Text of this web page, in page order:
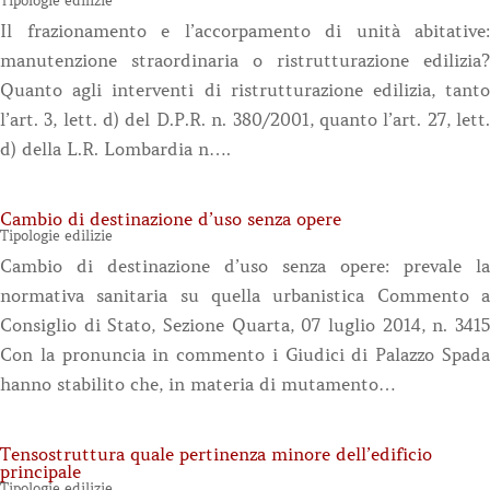
Il frazionamento e l’accorpamento di unità abitative:
manutenzione straordinaria o ristrutturazione edilizia?
Quanto agli interventi di ristrutturazione edilizia, tanto
l’art. 3, lett. d) del D.P.R. n. 380/2001, quanto l’art. 27, lett.
d) della L.R. Lombardia n….
Cambio di destinazione d’uso senza opere
Tipologie edilizie
Cambio di destinazione d’uso senza opere: prevale la
normativa sanitaria su quella urbanistica Commento a
Consiglio di Stato, Sezione Quarta, 07 luglio 2014, n. 3415
Con la pronuncia in commento i Giudici di Palazzo Spada
hanno stabilito che, in materia di mutamento…
Tensostruttura quale pertinenza minore dell’edificio
principale